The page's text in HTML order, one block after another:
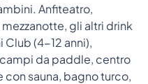
Anfiteatro,
gli altri drink
Club (4-12 anni),
campi da paddle, centro
sauna, bagno turco,